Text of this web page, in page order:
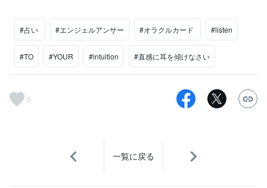
#占い #エンジェルアンサー #オラクルカード #listen
#TO #YOUR #intuition #直感に耳を傾けなさい
5
一覧に戻る